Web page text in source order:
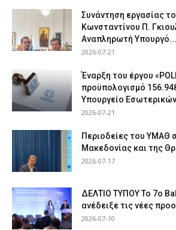
Συνάντηση εργασίας
Κωνσταντίνου Π.
Αναπληρωτή Υπουργό...
2026-07-21
Έναρξη του έργου
προϋπολογισμό
Υπουργείο
2026-07-21
Περιοδείες του ΥΜΑΘ
Μακεδονίας και της
2026-07-17
ΔΕΛΤΙΟ ΤΥΠΟΥ Το 7ο
ανέδειξε τις νέες
2026-07-10